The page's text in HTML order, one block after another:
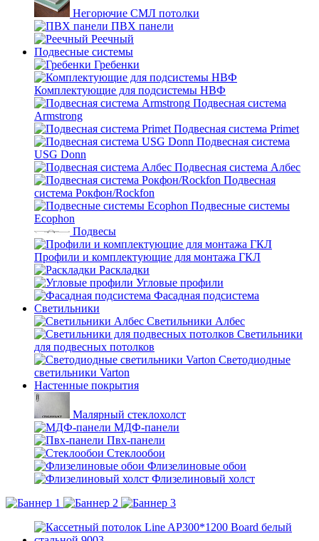
Негорючие СМЛ потолки
ПВХ панели
Реечный
Подвесные системы
Гребенки
Комплектующие для подсистемы НВФ
Подвесная система
Armstrong
Подвесная система Primet
Подвесная система
USG Donn
Подвесная система Албес
Подвесная
система Рокфон/Rockfon
Подвесные системы
Ecophon
Подвесы
Профили и комплектующие для монтажа ГКЛ
Раскладки
Угловые профили
Фасадная подсистема
Светильники
Светильники Албес
Светильники
для подвесных потолков
Светодиодные
светильники Varton
Настенные покрытия
Малярный стеклохолст
МДФ-панели
Пвх-панели
Стеклообои
Флизелиновые обои
Флизелиновый холст